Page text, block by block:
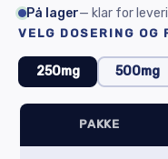
På lager— klar for
VELG DOSERING OG
250mg 500mg
PAKKE